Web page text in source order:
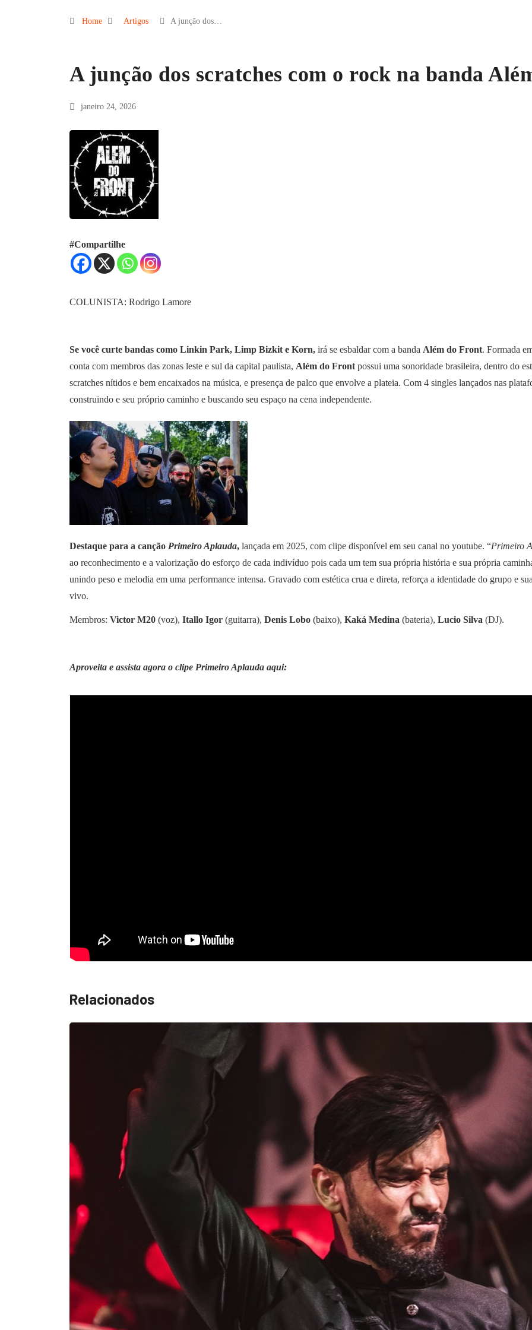
Home Artigos A junção dos…
A junção dos scratches com o rock na banda
janeiro 24, 2026
#Compartilhe
COLUNISTA: Rodrigo Lamore
Se você curte bandas como Linkin Park, Limp Bizkit e Korn, irá se esbaldar com a banda Além do Front. Formada
conta com membros das zonas leste e sul da capital paulista, Além do Front possui uma sonoridade brasileira, dentro do
scratches nítidos e bem encaixados na música, e presença de palco que envolve a plateia. Com 4 singles lançados nas
construindo e seu próprio caminho e buscando seu espaço na cena independente.
Destaque para a canção Primeiro Aplauda, lançada em 2025, com clipe disponível em seu canal no youtube. “Primeiro
ao reconhecimento e a valorização do esforço de cada indivíduo pois cada um tem sua própria história e sua própria
unindo peso e melodia em uma performance intensa. Gravado com estética crua e direta, reforça a identidade do grupo e
vivo.
Membros: Victor M20 (voz), Itallo Igor (guitarra), Denis Lobo (baixo), Kaká Medina (bateria), Lucio Silva (DJ).
Aproveita e assista agora o clipe Primeiro Aplauda aqui:
Relacionados